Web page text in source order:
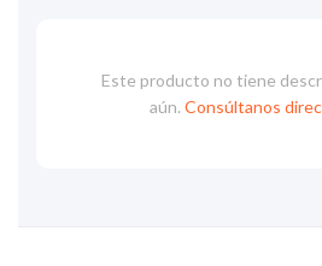
Este producto no tiene
aún. Consúltanos